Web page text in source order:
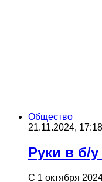
Общество
21.11.2024, 17:18
Руки в б/
С 1 октября